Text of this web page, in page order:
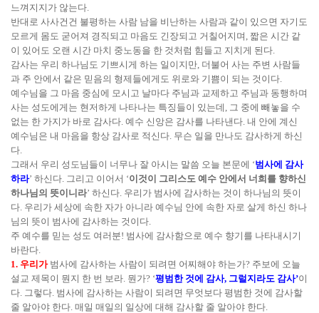
느껴지지가 않는다.
반대로 사사건건 불평하는 사람 남을 비난하는 사람과 같이 있으면 자기도
모르게 몸도 굳어져 경직되고 마음도 긴장되고 거칠어지며, 짧은 시간 같
이 있어도 오랜 시간 마치 중노동을 한 것처럼 힘들고 지치게 된다.
감사는 우리 하나님도 기쁘시게 하는 일이지만, 더불어 사는 주변 사람들
과 주 안에서 같은 믿음의 형제들에게도 위로와 기쁨이 되는 것이다.
예수님을 그 마음 중심에 모시고 날마다 주님과 교제하고 주님과 동행하며
사는 성도에게는 현저하게 나타나는 특징들이 있는데, 그 중에 빼놓을 수
없는 한 가지가 바로 감사다. 예수 신앙은 감사를 나타낸다. 내 안에 계신
예수님은 내 마음을 항상 감사로 적신다. 무슨 일을 만나도 감사하게 하신
다.
그래서 우리 성도님들이 너무나 잘 아시는 말씀 오늘 본문에 ‘범사에 감사
하라’ 하신다. 그리고 이어서 ‘이것이 그리스도 예수 안에서 너희를 향하신
하나님의 뜻이니라’ 하신다. 우리가 범사에 감사하는 것이 하나님의 뜻이
다. 우리가 세상에 속한 자가 아니라 예수님 안에 속한 자로 살게 하신 하나
님의 뜻이 범사에 감사하는 것이다.
주 예수를 믿는 성도 여러분! 범사에 감사함으로 예수 향기를 나타내시기
바란다.
1. 우리가범사에 감사하는 사람이 되려면 어찌해야 하는가? 주보에 오늘
설교 제목이 뭔지 한 번 보라. 뭔가? ‘평범한 것에 감사, 그럴지라도 감사’이
다. 그렇다. 범사에 감사하는 사람이 되려면 무엇보다 평범한 것에 감사할
줄 알아야 한다. 매일 매일의 일상에 대해 감사할 줄 알아야 한다.